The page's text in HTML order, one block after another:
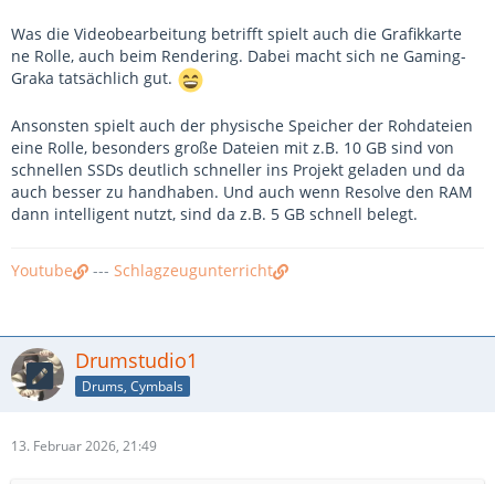
Was die Videobearbeitung betrifft spielt auch die Grafikkarte
ne Rolle, auch beim Rendering. Dabei macht sich ne Gaming-
Graka tatsächlich gut.
Ansonsten spielt auch der physische Speicher der Rohdateien
eine Rolle, besonders große Dateien mit z.B. 10 GB sind von
schnellen SSDs deutlich schneller ins Projekt geladen und da
auch besser zu handhaben. Und auch wenn Resolve den RAM
dann intelligent nutzt, sind da z.B. 5 GB schnell belegt.
Youtube --- Schlagzeugunterricht
Drumstudio1
Drums, Cymbals
13. Februar 2026, 21:49